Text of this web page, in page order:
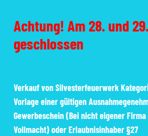
Achtung! Am 28. und
geschlossen
Verkauf von Silvesterfeuerwerk
Vorlage einer gültigen
Gewerbeschein (Bei nicht eigener
Vollmacht) oder Erlaubnisinhaber §27